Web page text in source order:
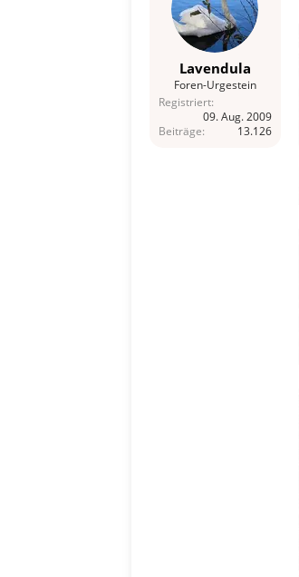
Lavendula
Foren-Urgestein
Registriert
09. Aug. 2009
Beiträge
13.126